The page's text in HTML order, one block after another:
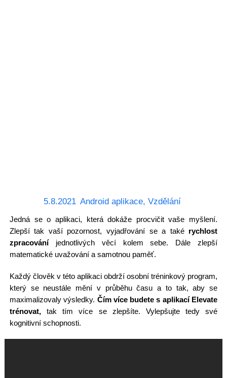
5.8.2021 Android aplikace, Vzdělání
Jedná se o aplikaci, která dokáže procvičit vaše myšlení.
Zlepší tak vaší pozornost, vyjadřování se a také rychlost
zpracováníjednotlivých věcí kolem sebe. Dále zlepší
matematické uvažování a samotnou paměť.
Každý člověk v této aplikaci obdrží osobní tréninkový program,
který se neustále mění v průběhu času a to tak, aby se
maximalizovaly výsledky. Čím více budete s aplikací Elevate
trénovat,tak tím více se zlepšíte. Vylepšujte tedy své
kognitivní schopnosti.